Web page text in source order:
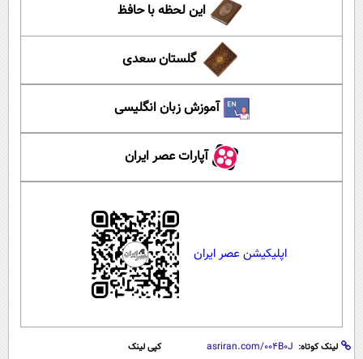
این لحظه با حافظ
گلستان سعدی
آموزش زبان انگلیسی
آپارات عصر ایران
اپلیکیشن عصر ایران
لینک کوتاه: کپی لینک